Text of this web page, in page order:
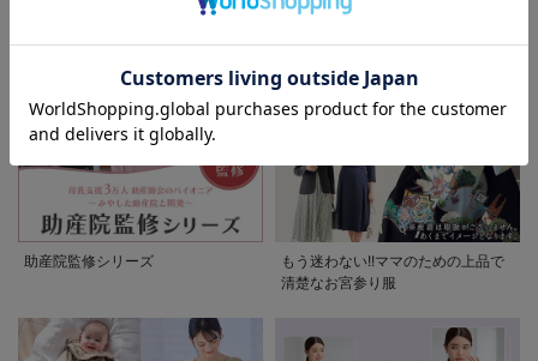
お気に入り商品を確認する
助産院監修シリーズ
もう迷わない!!ママのための上品で
清楚なお宮参り服